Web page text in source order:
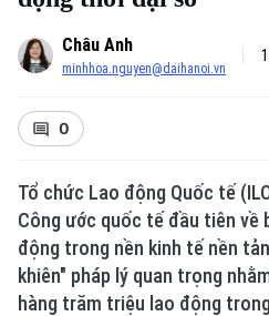
Xu hướng
Châu Anh
minhhoa.nguyen@daihanoi.vn
0
Tổ chức Lao động Quốc tế
Công ước quốc tế đầu tiên về
động trong nền kinh tế nền
khiên" pháp lý quan trọng
hàng trăm triệu lao động